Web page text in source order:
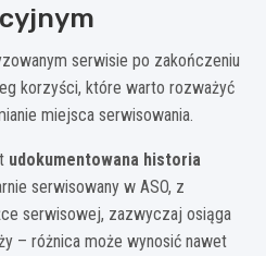
serwisie po zakończeniu
korzyści, które warto rozważyć
miejsca serwisowania.
udokumentowana historia
serwisowany w ASO, z
serwisowej, zazwyczaj osiąga
– różnica może wynosić nawet